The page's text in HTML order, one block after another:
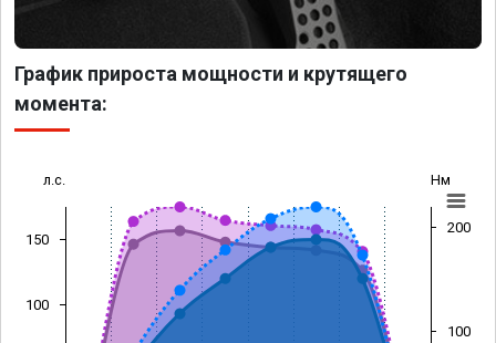
График прироста мощности и крутящего
момента:
л.с. Нм
100
150
100
200